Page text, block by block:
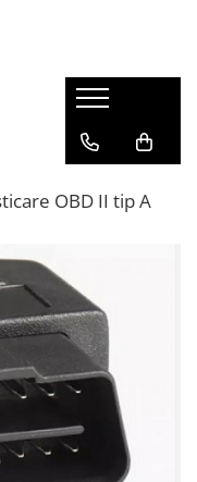
OBD II tip A